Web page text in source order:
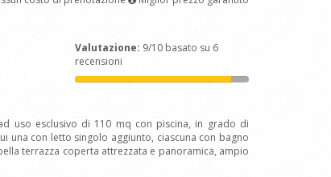
Valutazione: 9/10 basato su 6
recensioni
uso esclusivo di 110 mq con piscina, in grado di
una con letto singolo aggiunto, ciascuna con bagno
terrazza coperta attrezzata e panoramica, ampio